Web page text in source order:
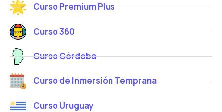
Curso Premium Plus
Curso 360
Curso Córdoba
Curso de Inmersión Temprana
Curso Uruguay